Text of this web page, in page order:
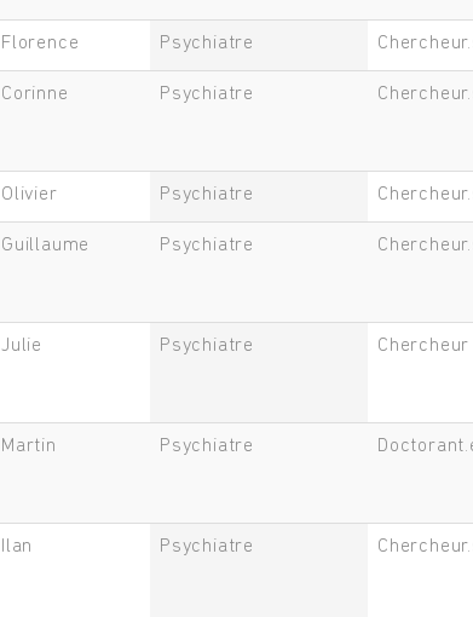
Florence Psychiatre
Corinne Psychiatre
Olivier Psychiatre
Guillaume Psychiatre
Julie Psychiatre
Martin Psychiatre
Ilan Psychiatre